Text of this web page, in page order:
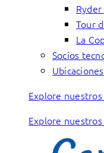
Tour
La
Socios
Ubicaciones
Explore nuestros
Explore